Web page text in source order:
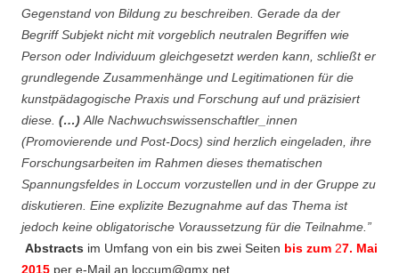
Gegenstand von Bildung zu beschreiben. Gerade da der
Begriff Subjekt nicht mit vorgeblich neutralen Begriffen wie
Person oder Individuum gleichgesetzt werden kann, schließt er
grundlegende Zusammenhänge und Legitimationen für die
kunstpädagogische Praxis und Forschung auf und präzisiert
diese. (…) Alle Nachwuchswissenschaftler_innen
(Promovierende und Post-Docs) sind herzlich eingeladen, ihre
Forschungsarbeiten im Rahmen dieses thematischen
Spannungsfeldes in Loccum vorzustellen und in der Gruppe zu
diskutieren. Eine explizite Bezugnahme auf das Thema ist
jedoch keine obligatorische Voraussetzung für die Teilnahme.”
Abstracts im Umfang von ein bis zwei Seiten bis zum 27. Mai
2015 per e-Mail an loccum@gmx.net